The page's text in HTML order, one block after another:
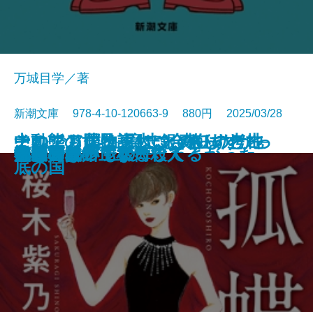
河を渡って木立の中へ
逃げろ逃げろ逃げろ！
灼熱の魂
銃を持つ花嫁
このクリニックはつぶれます！─
医療コンサル高柴一香の診断─
光の犬
中動態の世界─意志と責任の考古
学─
東大なんか入らなきゃよかった
それでも僕は東大に合格したかっ
た─偏差値35からの大逆転─
あの子とQ
万城目学／著
新潮文庫 978-4-10-120663-9 880円 2025/03/28
孤蝶の城
春のこわいもの
アマチュア
ナルニア国物語4 銀のいすと地
底の国
母親になって後悔してる
族長の秋
美澄真白の正なる殺人
小暮写眞館〔上〕
小暮写眞館〔下〕
沈むフランシス